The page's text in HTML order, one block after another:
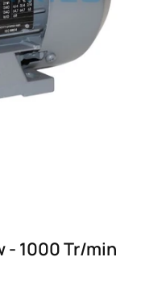
- 1000 Tr/min